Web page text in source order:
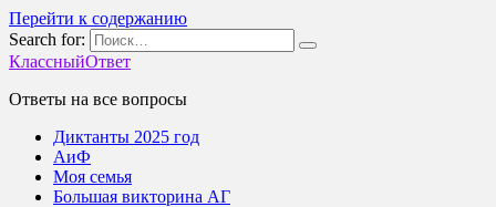
Перейти к содержанию
Search for:
КлассныйОтвет
Ответы на все вопросы
Диктанты 2025 год
АиФ
Моя семья
Большая викторина АГ